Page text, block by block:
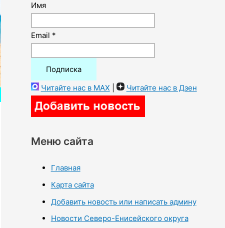
Имя
Email *
Читайте нас в MAX Читайте нас в Дзен
Меню сайта
Главная
Карта сайта
Добавить новость или написать админу
Новости Северо-Енисейского округа